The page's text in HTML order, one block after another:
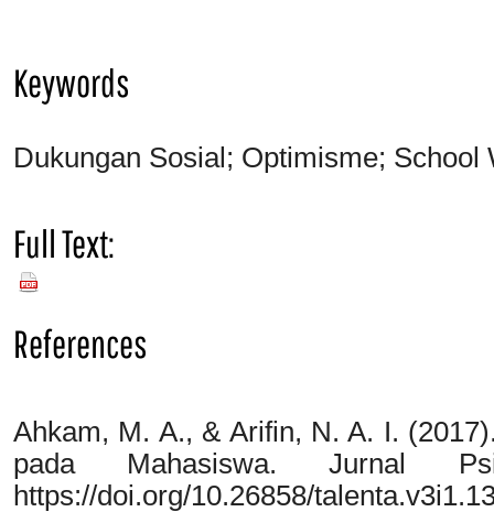
Keywords
Dukungan Sosial; Optimisme; School
Full Text:
PDF
References
Ahkam, M. A., & Arifin, N. A. I.
pada Mahasiswa. Jurnal
https://doi.org/10.26858/